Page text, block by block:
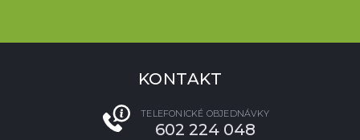
KONTAKT
TELEFONICKÉ OBJEDNÁVKY
602 224 048